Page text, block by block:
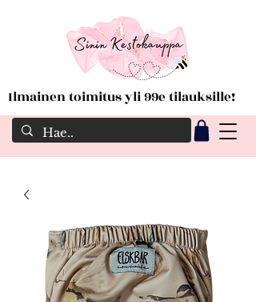
Ilmainen toimitus yli 99e tilauksille!